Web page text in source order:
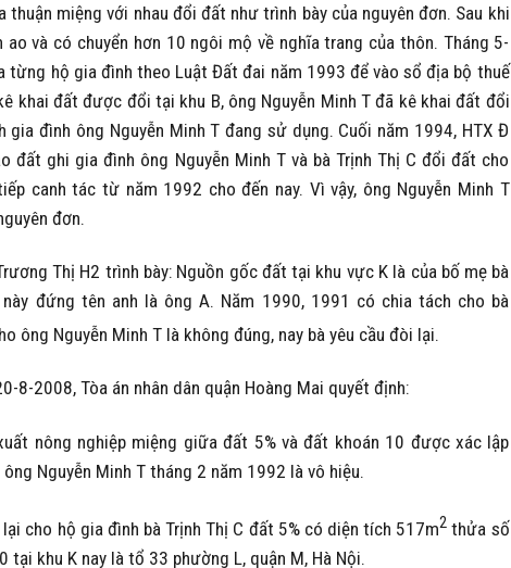
thuận miệng với nhau đổi đất như trình bày của nguyên đơn. Sau khi
và có chuyển hơn 10 ngôi mộ về nghĩa trang của thôn. Tháng 5-
từng hộ gia đình theo Luật Đất đai năm 1993 để vào sổ địa bộ thuế
khai đất được đổi tại khu B, ông Nguyễn Minh T đã kê khai đất đổi
đình ông Nguyễn Minh T đang sử dụng. Cuối năm 1994, HTX Đ
đất ghi gia đình ông Nguyễn Minh T và bà Trịnh Thị C đổi đất cho
canh tác từ năm 1992 cho đến nay. Vì vậy, ông Nguyễn Minh T
đơn.
Thị H2 trình bày: Nguồn gốc đất tại khu vực K là của bố mẹ bà
đứng tên anh là ông A. Năm 1990, 1991 có chia tách cho bà
ông Nguyễn Minh T là không đúng, nay bà yêu cầu đòi lại.
8-2008, Tòa án nhân dân quận Hoàng Mai quyết định:
nông nghiệp miệng giữa đất 5% và đất khoán 10 được xác lập
Nguyễn Minh T tháng 2 năm 1992 là vô hiệu.
cho hộ gia đình bà Trịnh Thị C đất 5% có diện tích 517m2 thửa số
khu K nay là tổ 33 phường L, quận M, Hà Nội.